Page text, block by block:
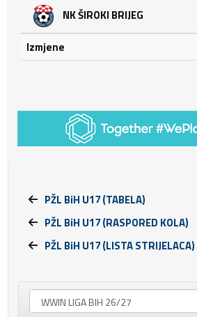
NK ŠIROKI BRIJEG
Izmjene
PŽL BiH U17 (TABELA)
PŽL BiH U17 (RASPORED KOLA)
PŽL BiH U17 (LISTA STRIJELACA)